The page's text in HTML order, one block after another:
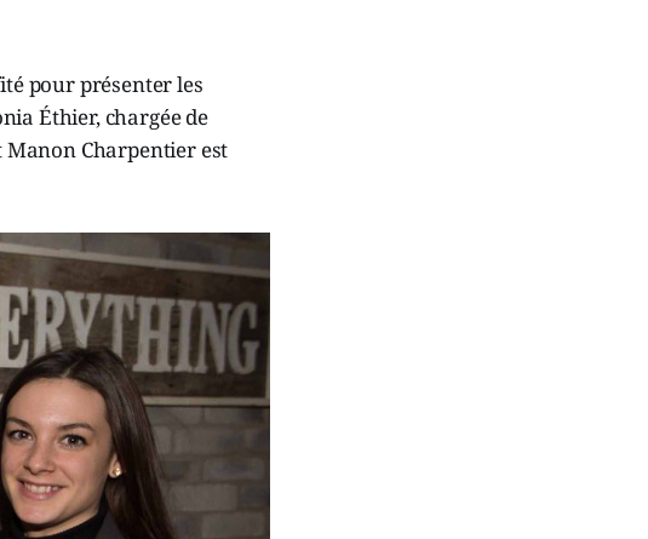
pour présenter les
Éthier, chargée de
Manon Charpentier est